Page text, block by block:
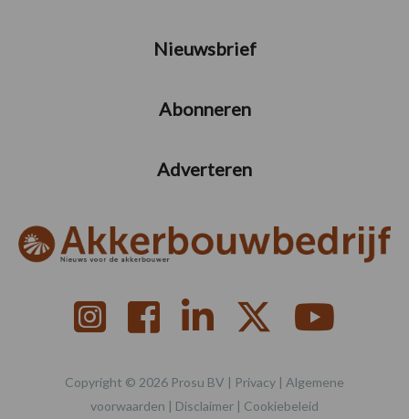
Nieuwsbrief
Abonneren
Adverteren
Copyright © 2026 Prosu BV | Privacy | Algemene
voorwaarden | Disclaimer | Cookiebeleid